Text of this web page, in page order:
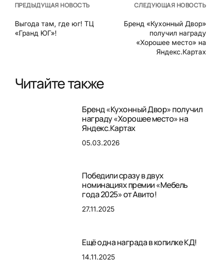
ПРЕДЫДУЩАЯ НОВОСТЬ
Выгода там, где юг! ТЦ
«Гранд ЮГ»!
СЛЕДУЮЩАЯ НОВОСТЬ
Бренд «Кухонный Двор»
получил награду
«Хорошее место» на
Яндекс.Картах
Читайте также
Бренд «Кухонный Двор» получил
награду «Хорошее место» на
Яндекс.Картах
05.03.2026
Победили сразу в двух
номинациях премии «Мебель
года 2025» от Авито!
27.11.2025
Ещё одна награда в копилке КД!
14.11.2025